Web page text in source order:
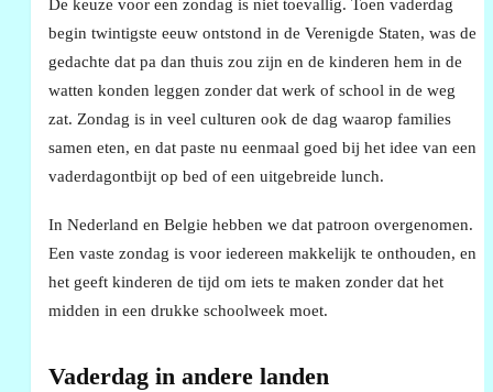
De keuze voor een zondag is niet toevallig. Toen vaderdag
begin twintigste eeuw ontstond in de Verenigde Staten, was de
gedachte dat pa dan thuis zou zijn en de kinderen hem in de
watten konden leggen zonder dat werk of school in de weg
zat. Zondag is in veel culturen ook de dag waarop families
samen eten, en dat paste nu eenmaal goed bij het idee van een
vaderdagontbijt op bed of een uitgebreide lunch.
In Nederland en Belgie hebben we dat patroon overgenomen.
Een vaste zondag is voor iedereen makkelijk te onthouden, en
het geeft kinderen de tijd om iets te maken zonder dat het
midden in een drukke schoolweek moet.
Vaderdag in andere landen